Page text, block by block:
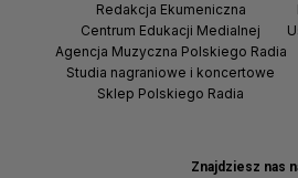
Znajdziesz nas
Redakcja Ekumeniczna
Centrum Edukacji Medialnej
Agencja Muzyczna Polskiego Radia
Studia nagraniowe i koncertowe
Sklep Polskiego Radia